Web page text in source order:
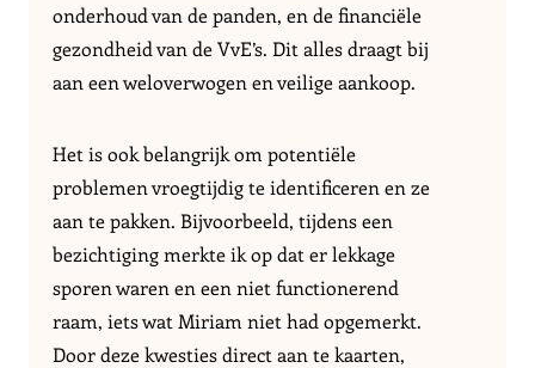
onderhoud van de panden, en de financiële
gezondheid van de VvE’s. Dit alles draagt bij
aan een weloverwogen en veilige aankoop.
Het is ook belangrijk om potentiële
problemen vroegtijdig te identificeren en ze
aan te pakken. Bijvoorbeeld, tijdens een
bezichtiging merkte ik op dat er lekkage
sporen waren en een niet functionerend
raam, iets wat Miriam niet had opgemerkt.
Door deze kwesties direct aan te kaarten,